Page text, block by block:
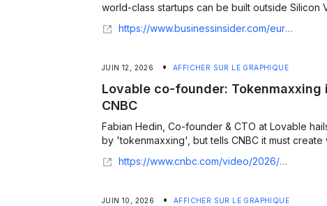
world-class startups can be built outside Silicon
https://www.businessinsider.com/european-ai-startups-confidence-problem-not-talent-problem-lovable-ceo-2026-6
JUIN 12, 2026 • AFFICHER SUR LE GRAPHIQUE
Lovable co-founder: Tokenmaxxing
CNBC
Fabian Hedin, Co-founder & CTO at Lovable
by 'tokenmaxxing', but tells CNBC it must create
https://www.cnbc.com/video/2026/06/11/lovable-co-founder-tokenmaxxing-invites-experimentation.html
JUIN 10, 2026 • AFFICHER SUR LE GRAPHIQUE